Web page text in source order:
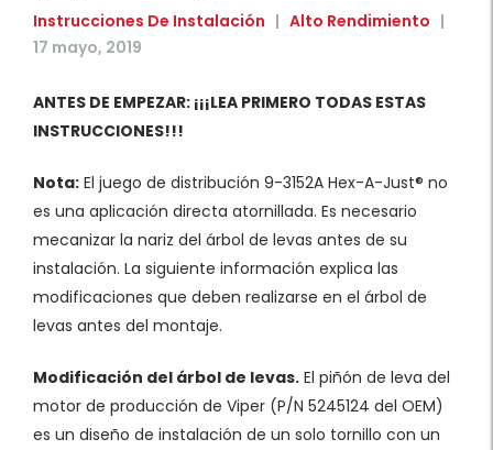
Instrucciones De Instalación | Alto Rendimiento |
17 mayo, 2019
ANTES DE EMPEZAR: ¡¡¡LEA PRIMERO TODAS ESTAS
INSTRUCCIONES!!!
Nota: El juego de distribución 9-3152A Hex-A-Just® no
es una aplicación directa atornillada. Es necesario
mecanizar la nariz del árbol de levas antes de su
instalación. La siguiente información explica las
modificaciones que deben realizarse en el árbol de
levas antes del montaje.
Modificación del árbol de levas. El piñón de leva del
motor de producción de Viper (P/N 5245124 del OEM)
es un diseño de instalación de un solo tornillo con un